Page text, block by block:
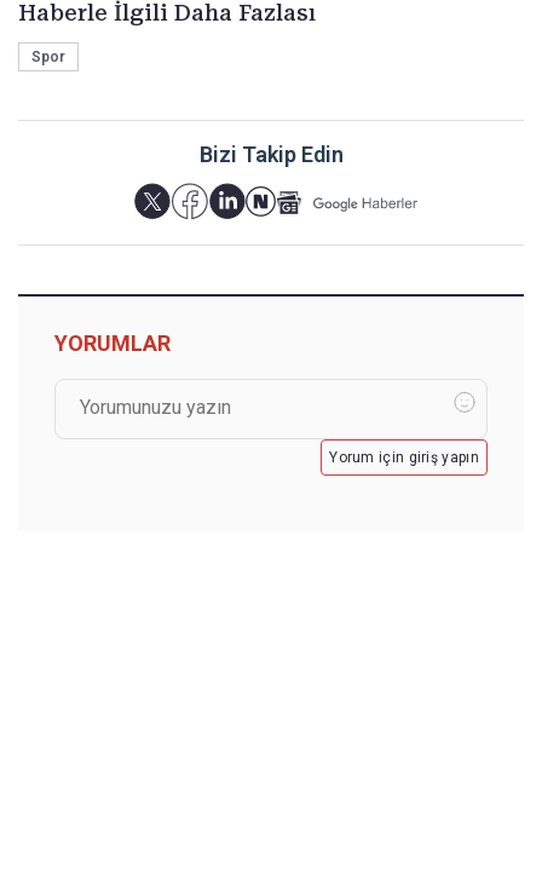
Haberle İlgili Daha Fazlası
Spor
Bizi Takip Edin
YORUMLAR
Yorum için giriş yapın